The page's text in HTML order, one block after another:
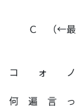
Ｃ （←最低
コ ォ
何 遍 言